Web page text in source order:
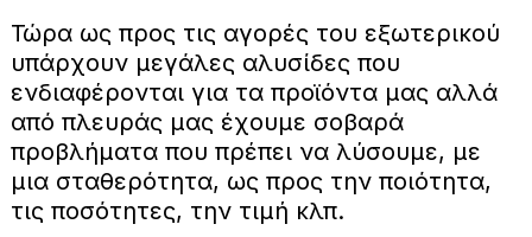
Τώρα ως προς τις αγορές του εξωτερικού
υπάρχουν μεγάλες αλυσίδες που
ενδιαφέρονται για τα προϊόντα μας αλλά
από πλευράς μας έχουμε σοβαρά
προβλήματα που πρέπει να λύσουμε, με
μια σταθερότητα, ως προς την ποιότητα,
τις ποσότητες, την τιμή κλπ.